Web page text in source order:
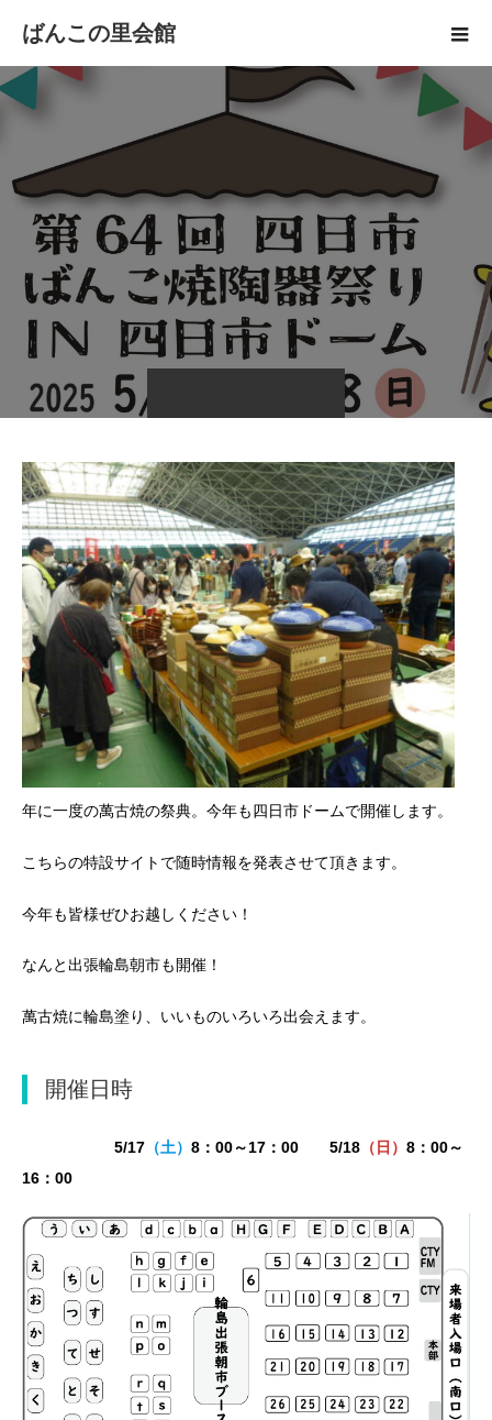
ばんこの里会館
年に一度の萬古焼の祭典。今年も四日市ドームで開催します。
こちらの特設サイトで随時情報を発表させて頂きます。
今年も皆様ぜひお越しください！
なんと出張輪島朝市も開催！
萬古焼に輪島塗り、いいものいろいろ出会えます。
開催日時
5/17 （土） 8：00～17：00 5/18 （日） 8：00～
16：00